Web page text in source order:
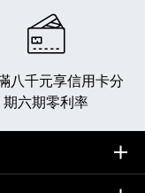
八千元享信用卡分
期六期零利率